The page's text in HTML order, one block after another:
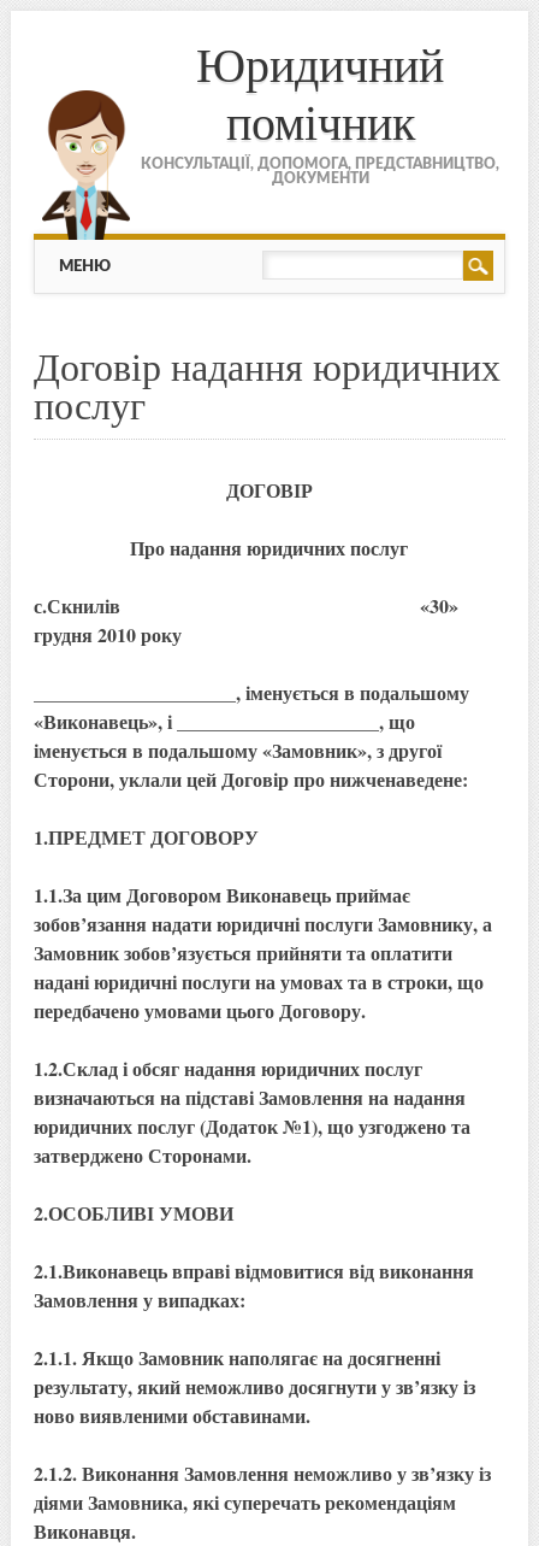
Юридичний
помічник
КОНСУЛЬТАЦІЇ, ДОПОМОГА, ПРЕДСТАВНИЦТВО,
ДОКУМЕНТИ
МЕНЮ
Skip to content
МЕНЮ
Договір надання юридичних
послуг
ДОГОВІР
Про надання юридичних послуг
с.Скнилів «30»
грудня 2010 року
_____________________, іменується в подальшому
«Виконавець», і _____________________, що
іменується в подальшому «Замовник», з другої
Сторони, уклали цей Договір про нижченаведене:
1.ПРЕДМЕТ ДОГОВОРУ
1.1.За цим Договором Виконавець приймає
зобов’язання надати юридичні послуги Замовнику, а
Замовник зобов’язується прийняти та оплатити
надані юридичні послуги на умовах та в строки, що
передбачено умовами цього Договору.
1.2.Склад і обсяг надання юридичних послуг
визначаються на підставі Замовлення на надання
юридичних послуг (Додаток №1), що узгоджено та
затверджено Сторонами.
2.ОСОБЛИВІ УМОВИ
2.1.Виконавець вправі відмовитися від виконання
Замовлення у випадках:
2.1.1. Якщо Замовник наполягає на досягненні
результату, який неможливо досягнути у зв’язку із
ново виявленими обставинами.
2.1.2. Виконання Замовлення неможливо у зв’язку із
діями Замовника, які суперечать рекомендаціям
Виконавця.